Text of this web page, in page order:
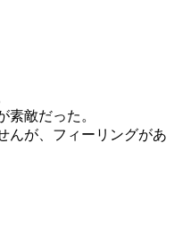
素敵だった。
んが、フィーリングがあ